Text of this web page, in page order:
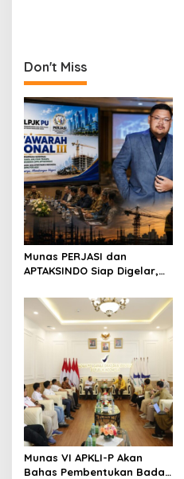
a
v
i
g
a
t
i
o
n
Don't Miss
Munas PERJASI dan
APTAKSINDO Siap Digelar,
Revisi AD/ART
Munas VI APKLI-P Akan
Bahas Pembentukan Badan